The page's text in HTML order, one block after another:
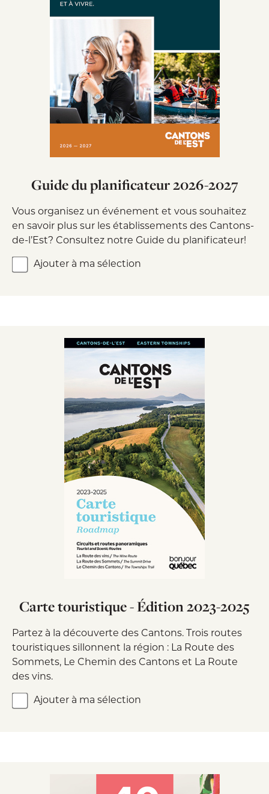
Guide du planificateur 2026-2027
Vous organisez un événement et vous souhaitez
en savoir plus sur les établissements des Cantons-
de-l’Est? Consultez notre Guide du planificateur!
Ajouter à ma sélection
Carte touristique - Édition 2023-2025
Partez à la découverte des Cantons. Trois routes
touristiques sillonnent la région : La Route des
Sommets, Le Chemin des Cantons et La Route
des vins.
Ajouter à ma sélection